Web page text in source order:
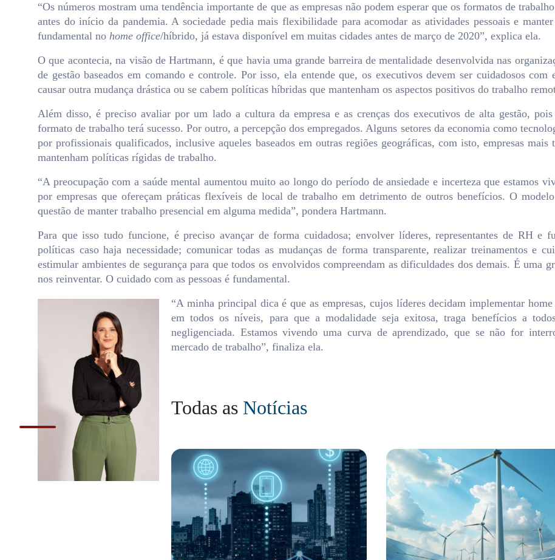
“Os números mostram uma tendência importante de que as empresas não podem esperar que os formatos de
antes do início da pandemia. A sociedade pedia mais flexibilidade para acomodar as atividades pessoais e
fundamental no home office/híbrido, já estava disponível em muitas cidades antes de março de 2020”, explica ela.
O que acontecia, na visão de Hartmann, é que havia uma grande barreira de mentalidade desenvolvida nas
de gestão baseados em comando e controle. Por isso, ela entende que, os executivos devem ser cuidadosos
causar outra mudança drástica ou se cabem políticas híbridas que mantenham os aspectos positivos do trabalho
Além disso, é preciso avaliar por um lado a cultura da empresa e as crenças dos executivos de alta gestão,
formato de trabalho terá sucesso. Por outro, a percepção dos empregados. Alguns setores da economia como
por profissionais qualificados, inclusive aqueles baseados em outras regiões geográficas, com isto, empresas
mantenham políticas rígidas de trabalho.
“A preocupação com a saúde mental aumentou muito ao longo do período de ansiedade e incerteza que estamos
por empresas que ofereçam práticas flexíveis de local de trabalho em detrimento de outros benefícios. O
questão de manter trabalho presencial em alguma medida”, pondera Hartmann.
Para que isso tudo funcione, é preciso avançar de forma cuidadosa; envolver líderes, representantes de RH e
políticas caso haja necessidade; comunicar todas as mudanças de forma transparente, realizar treinamentos e
estimular ambientes de segurança para que todos os envolvidos compreendam as dificuldades dos demais. É uma
nos reinventar. O cuidado com as pessoas é fundamental.
“A minha principal dica é que as empresas, cujos líderes decidam implementar
em todos os níveis, para que a modalidade seja exitosa, traga benefícios a
negligenciada. Estamos vivendo uma curva de aprendizado, que se não for
mercado de trabalho”, finaliza ela.
Todas as Notícias